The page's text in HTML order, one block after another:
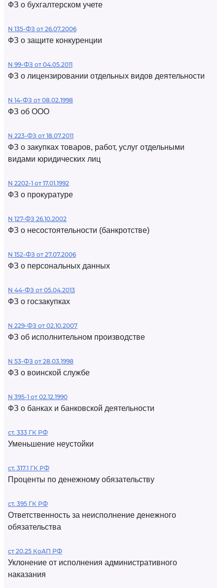
ФЗ о бухгалтерском учете
N 135-ФЗ от 26.07.2006
ФЗ о защите конкуренции
N 99-ФЗ от 04.05.2011
ФЗ о лицензировании отдельных видов деятельности
N 14-ФЗ от 08.02.1998
ФЗ об ООО
N 223-ФЗ от 18.07.2011
ФЗ о закупках товаров, работ, услуг отдельными
видами юридических лиц
N 2202-1 от 17.01.1992
ФЗ о прокуратуре
N 127-ФЗ 26.10.2002
ФЗ о несостоятельности (банкротстве)
N 152-ФЗ от 27.07.2006
ФЗ о персональных данных
N 44-ФЗ от 05.04.2013
ФЗ о госзакупках
N 229-ФЗ от 02.10.2007
ФЗ об исполнительном производстве
N 53-ФЗ от 28.03.1998
ФЗ о воинской службе
N 395-1 от 02.12.1990
ФЗ о банках и банковской деятельности
ст. 333 ГК РФ
Уменьшение неустойки
ст. 317.1 ГК РФ
Проценты по денежному обязательству
ст. 395 ГК РФ
Ответственность за неисполнение денежного
обязательства
ст 20.25 КоАП РФ
Уклонение от исполнения административного
наказания